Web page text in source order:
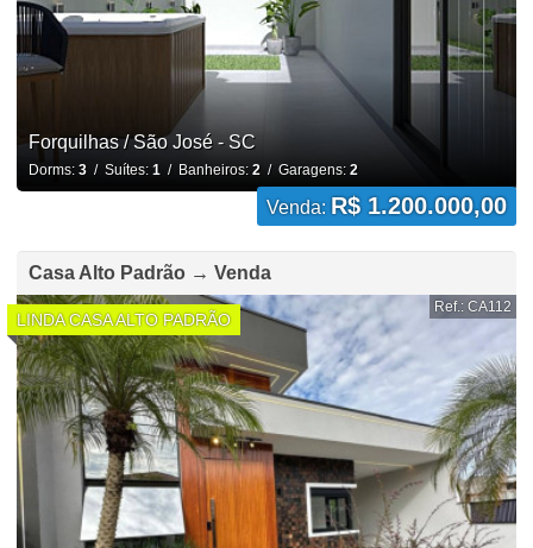
Forquilhas / São José - SC
Dorms: 3/ Suítes: 1/ Banheiros: 2/ Garagens: 2
Venda: R$ 1.200.000,00
Casa Alto Padrão → Venda
LINDA CASA ALTO PADRÃO
Ref.: CA112